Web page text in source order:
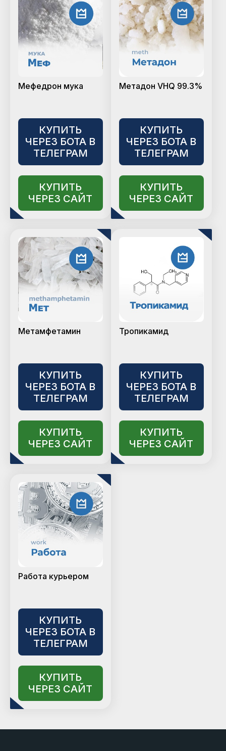
Мефедрон мука
КУПИТЬ
ЧЕРЕЗ БОТА В
ТЕЛЕГРАМ
КУПИТЬ
ЧЕРЕЗ САЙТ
Метадон VHQ 99.3%
КУПИТЬ
ЧЕРЕЗ БОТА В
ТЕЛЕГРАМ
КУПИТЬ
ЧЕРЕЗ САЙТ
Метамфетамин
КУПИТЬ
ЧЕРЕЗ БОТА В
ТЕЛЕГРАМ
КУПИТЬ
ЧЕРЕЗ САЙТ
Тропикамид
КУПИТЬ
ЧЕРЕЗ БОТА В
ТЕЛЕГРАМ
КУПИТЬ
ЧЕРЕЗ САЙТ
Работа курьером
КУПИТЬ
ЧЕРЕЗ БОТА В
ТЕЛЕГРАМ
КУПИТЬ
ЧЕРЕЗ САЙТ